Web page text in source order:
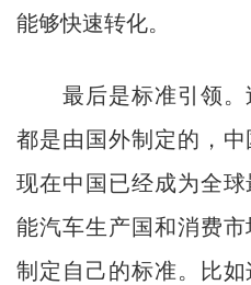
能够快速转化。
最后是标准引领。
都是由国外制定的，中
现在中国已经成为全
能汽车生产国和消费
制定自己的标准。比